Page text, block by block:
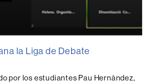
la Liga de Debate
por los estudiantes Pau Hernàndez,